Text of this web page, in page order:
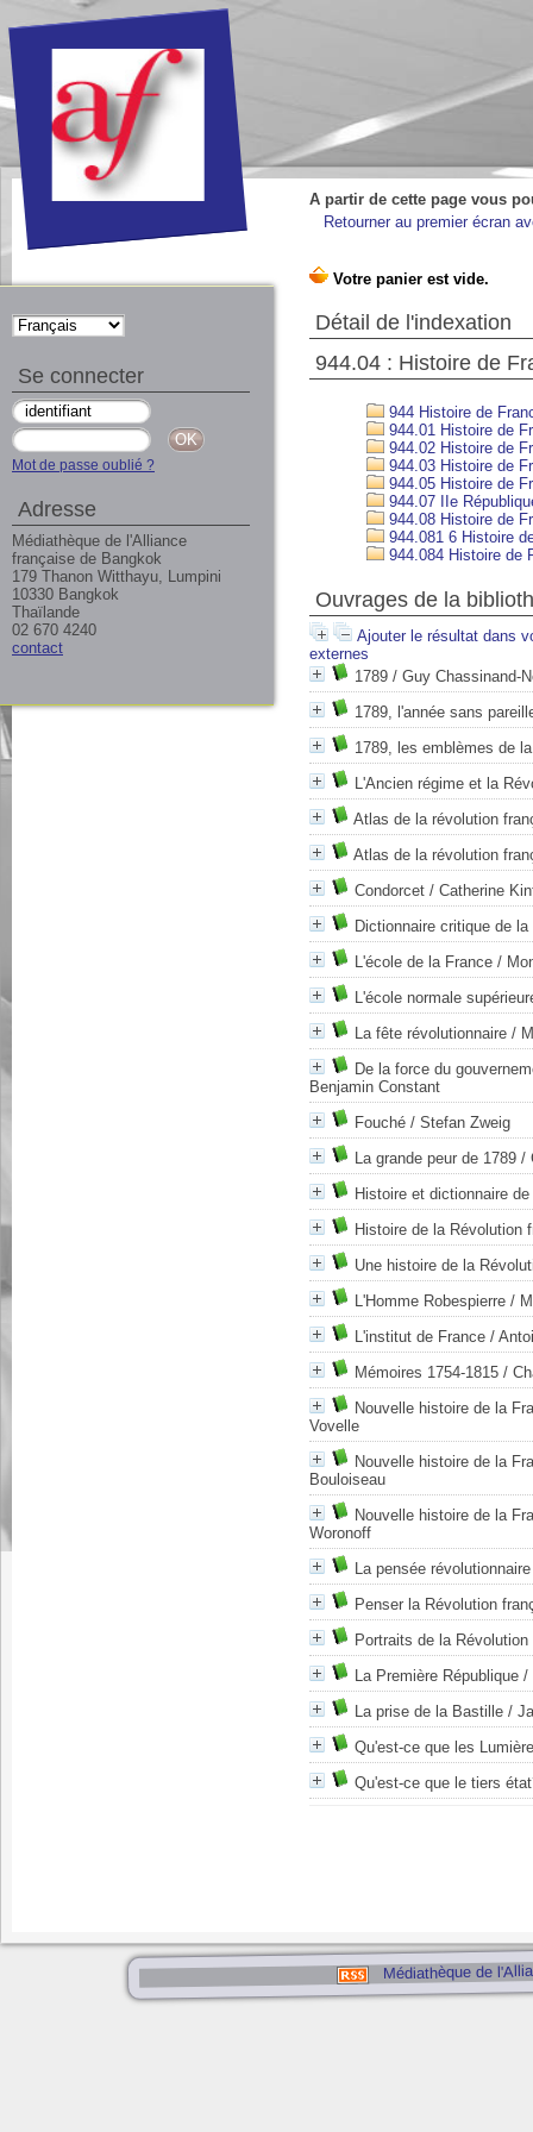
A partir de cette page vous
Retourner au premier écran
Détail de l'indexation
944.04 : Histoire de
944 Histoire de
944.01 Histoire de
944.02 Histoire de
944.03 Histoire de
944.05 Histoire de
944.07 IIe
944.08 Histoire de
944.081 6 Histoire
944.084 Histoire de
Ouvrages de la
Ajouter le résultat dans
externes
1789 / Guy Chassinand-
1789, l'année sans
1789, les emblèmes de
L'Ancien régime et la
Atlas de la révolution
Atlas de la révolution
Condorcet / Catherine
Dictionnaire critique de
L'école de la France /
L'école normale
La fête révolutionnaire /
De la force du
Benjamin Constant
Fouché / Stefan Zweig
La grande peur de 1789 /
Histoire et dictionnaire
Histoire de la Révolution
Une histoire de la
L'Homme Robespierre /
L'institut de France /
Mémoires 1754-1815 /
Nouvelle histoire de la
Vovelle
Nouvelle histoire de la
Bouloiseau
Nouvelle histoire de la
Woronoff
La pensée
Penser la Révolution
Portraits de la
La Première République /
La prise de la Bastille /
Qu'est-ce que les
Qu'est-ce que le tiers
Médiathèque de
Se connecter
Mot de passe oublié ?
Adresse
Médiathèque de l'Alliance
française de Bangkok
179 Thanon Witthayu, Lumpini
10330 Bangkok
Thaïlande
02 670 4240
contact